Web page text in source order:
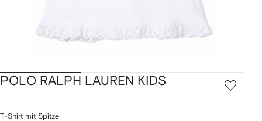
POLO RALPH LAUREN KIDS
T-Shirt mit Spitze